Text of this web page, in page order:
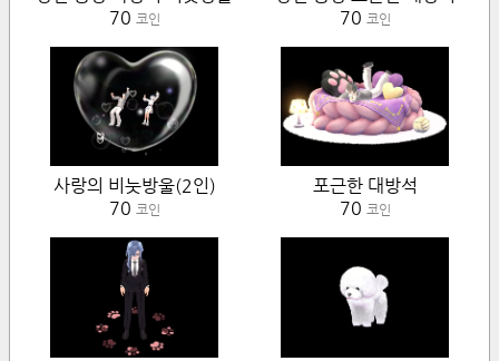
70 코인
70 코인
사랑의 비눗방울(2인)
70 코인
포근한 대방석
70 코인